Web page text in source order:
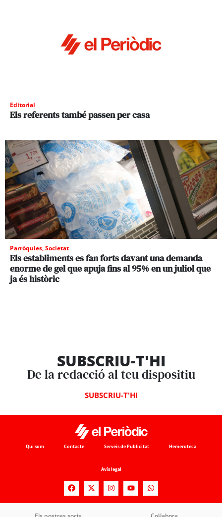
Editorial
Els referents també passen per casa
Parròquies,Societat
Els establiments es fan forts davant una demanda
enorme de gel que apuja fins al 95% en un juliol que
ja és històric
SUBSCRIU-T'HI
De la redacció al teu dispositiu
SUBSCRIU-T'HI
Qui som Contacte Serveis de Publicitat Hemeroteca
Avís legal